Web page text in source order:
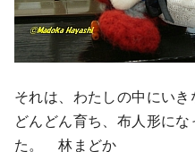
それは、わたしの中にい
どんどん育ち、布人形に
た。 林まどか